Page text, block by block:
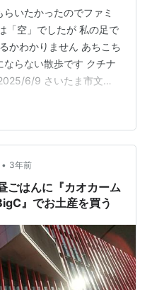
いたかったのでファミ
「空」でしたが 私の足で
かわかりません あちこち
らない散歩です クチナ
6/9 さいたま市文化
変化するものですね
がキャッシュレス店
で半日営業になったのも
説で日本の社会は成り
えたけど どんな仕組…
• 3年前
ごはんに『カオカーム
』でお土産を買う